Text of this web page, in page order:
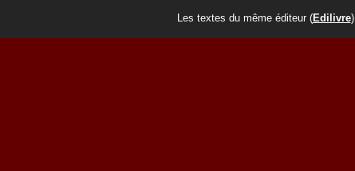
Les textes du même éditeur (Edilivre)